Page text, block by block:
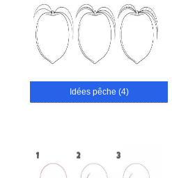
Idées pêche (4)